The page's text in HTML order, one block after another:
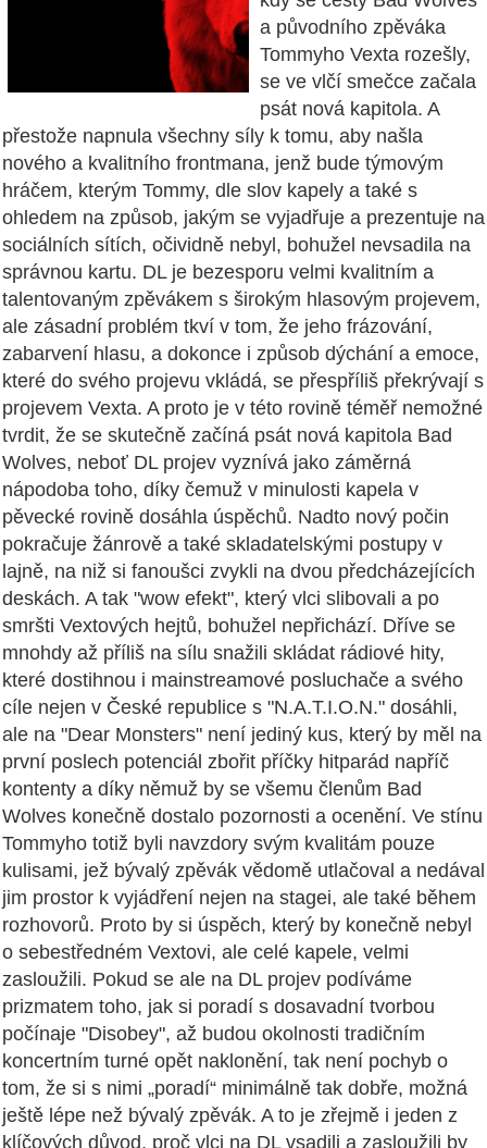
a původního zpěváka
Tommyho Vexta rozešly,
se ve vlčí smečce začala
psát nová kapitola. A
přestože napnula všechny síly k tomu, aby našla
nového a kvalitního frontmana, jenž bude týmovým
hráčem, kterým Tommy, dle slov kapely a také s
ohledem na způsob, jakým se vyjadřuje a prezentuje na
sociálních sítích, očividně nebyl, bohužel nevsadila na
správnou kartu. DL je bezesporu velmi kvalitním a
talentovaným zpěvákem s širokým hlasovým projevem,
ale zásadní problém tkví v tom, že jeho frázování,
zabarvení hlasu, a dokonce i způsob dýchání a emoce,
které do svého projevu vkládá, se přespříliš překrývají s
projevem Vexta. A proto je v této rovině téměř nemožné
tvrdit, že se skutečně začíná psát nová kapitola Bad
Wolves, neboť DL projev vyznívá jako záměrná
nápodoba toho, díky čemuž v minulosti kapela v
pěvecké rovině dosáhla úspěchů. Nadto nový počin
pokračuje žánrově a také skladatelskými postupy v
lajně, na niž si fanoušci zvykli na dvou předcházejících
deskách. A tak "wow efekt", který vlci slibovali a po
smršti Vextových hejtů, bohužel nepřichází. Dříve se
mnohdy až příliš na sílu snažili skládat rádiové hity,
které dostihnou i mainstreamové posluchače a svého
cíle nejen v České republice s "N.A.T.I.O.N." dosáhli,
ale na "Dear Monsters" není jediný kus, který by měl na
první poslech potenciál zbořit příčky hitparád napříč
kontenty a díky němuž by se všemu členům Bad
Wolves konečně dostalo pozornosti a ocenění. Ve stínu
Tommyho totiž byli navzdory svým kvalitám pouze
kulisami, jež bývalý zpěvák vědomě utlačoval a nedával
jim prostor k vyjádření nejen na stagei, ale také během
rozhovorů. Proto by si úspěch, který by konečně nebyl
o sebestředném Vextovi, ale celé kapele, velmi
zasloužili. Pokud se ale na DL projev podíváme
prizmatem toho, jak si poradí s dosavadní tvorbou
počínaje "Disobey", až budou okolnosti tradičním
koncertním turné opět naklonění, tak není pochyb o
tom, že si s nimi „poradí“ minimálně tak dobře, možná
ještě lépe než bývalý zpěvák. A to je zřejmě i jeden z
klíčových důvod, proč vlci na DL vsadili a zasloužili by